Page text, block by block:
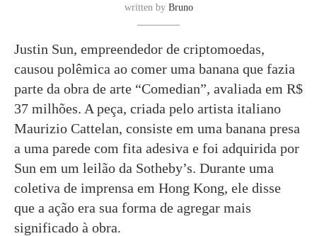
written by Bruno
Justin Sun, empreendedor de criptomoedas,
causou polêmica ao comer uma banana que fazia
parte da obra de arte “Comedian”, avaliada em R$
37 milhões. A peça, criada pelo artista italiano
Maurizio Cattelan, consiste em uma banana presa
a uma parede com fita adesiva e foi adquirida por
Sun em um leilão da Sotheby’s. Durante uma
coletiva de imprensa em Hong Kong, ele disse
que a ação era sua forma de agregar mais
significado à obra.